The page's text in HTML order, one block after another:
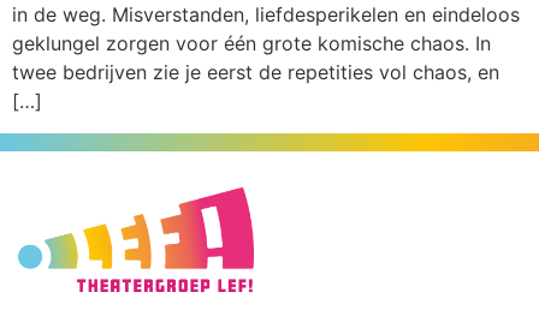
in de weg. Misverstanden, liefdesperikelen en eindeloos
geklungel zorgen voor één grote komische chaos. In
twee bedrijven zie je eerst de repetities vol chaos, en
[…]